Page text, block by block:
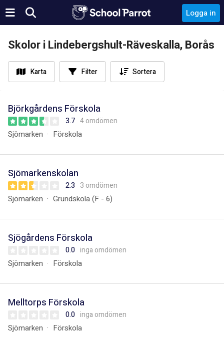
Logga in
Skolor i Lindebergshult-Räveskalla, Borås
Karta Filter Sortera
Björkgårdens Förskola
3.7 4 omdömen
Sjömarken Förskola
Sjömarkenskolan
2.3 3 omdömen
Sjömarken Grundskola (F - 6)
Sjögårdens Förskola
0.0 inga omdömen
Sjömarken Förskola
Melltorps Förskola
0.0 inga omdömen
Sjömarken Förskola